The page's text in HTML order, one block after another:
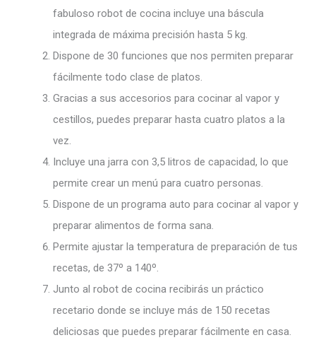
fabuloso robot de cocina incluye una báscula
integrada de máxima precisión hasta 5 kg.
Dispone de 30 funciones que nos permiten preparar
fácilmente todo clase de platos.
Gracias a sus accesorios para cocinar al vapor y
cestillos, puedes preparar hasta cuatro platos a la
vez.
Incluye una jarra con 3,5 litros de capacidad, lo que
permite crear un menú para cuatro personas.
Dispone de un programa auto para cocinar al vapor y
preparar alimentos de forma sana.
Permite ajustar la temperatura de preparación de tus
recetas, de 37º a 140º.
Junto al robot de cocina recibirás un práctico
recetario donde se incluye más de 150 recetas
deliciosas que puedes preparar fácilmente en casa.